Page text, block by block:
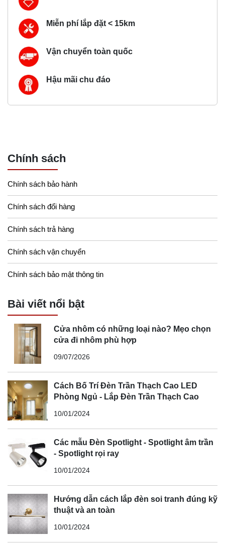
Miễn phí lắp đặt < 15km
Vận chuyển toàn quốc
Hậu mãi chu đáo
Chính sách
Chính sách bảo hành
Chính sách đổi hàng
Chính sách trả hàng
Chính sách vận chuyển
Chính sách bảo mật thông tin
Bài viết nổi bật
Cửa nhôm có những loại nào? Mẹo chọn
cửa đi nhôm phù hợp
09/07/2026
Cách Bố Trí Đèn Trần Thạch Cao LED
Phòng Ngủ - Lắp Đèn Trần Thạch Cao
10/01/2024
Các mẫu Đèn Spotlight - Spotlight âm trần
- Spotlight rọi ray
10/01/2024
Hướng dẫn cách lắp đèn soi tranh đúng kỹ
thuật và an toàn
10/01/2024